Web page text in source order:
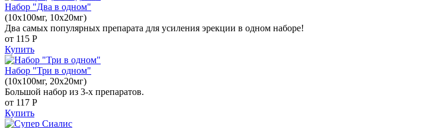
Набор "Два в одном"
(10x100мг, 10x20мг)
Два самых популярных препарата для усиления эрекции в одном наборе!
от 115 Р
Купить
Набор "Три в одном"
(10x100мг, 20x20мг)
Большой набор из 3-х препаратов.
от 117 Р
Купить